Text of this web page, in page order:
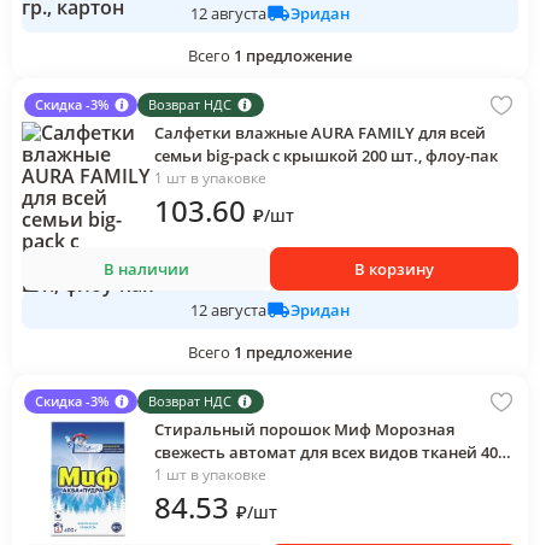
12 августа
Эридан
Всего 1 предложение
Скидка -3% Возврат НДС
Салфетки влажные AURA FAMILY для всей
семьи big-pack с крышкой 200 шт., флоу-пак
1 шт в упаковке
103.60 ₽/шт
В наличии
В корзину
12 августа
Эридан
Всего 1 предложение
Скидка -3% Возврат НДС
Стиральный порошок Миф Морозная
свежесть автомат для всех видов тканей 400
гр., картон
1 шт в упаковке
84.53 ₽/шт